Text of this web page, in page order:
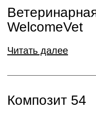
WelcomeVet
Читать далее
Композит 54